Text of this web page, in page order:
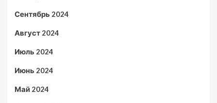
Сентябрь 2024
Август 2024
Июль 2024
Июнь 2024
Май 2024